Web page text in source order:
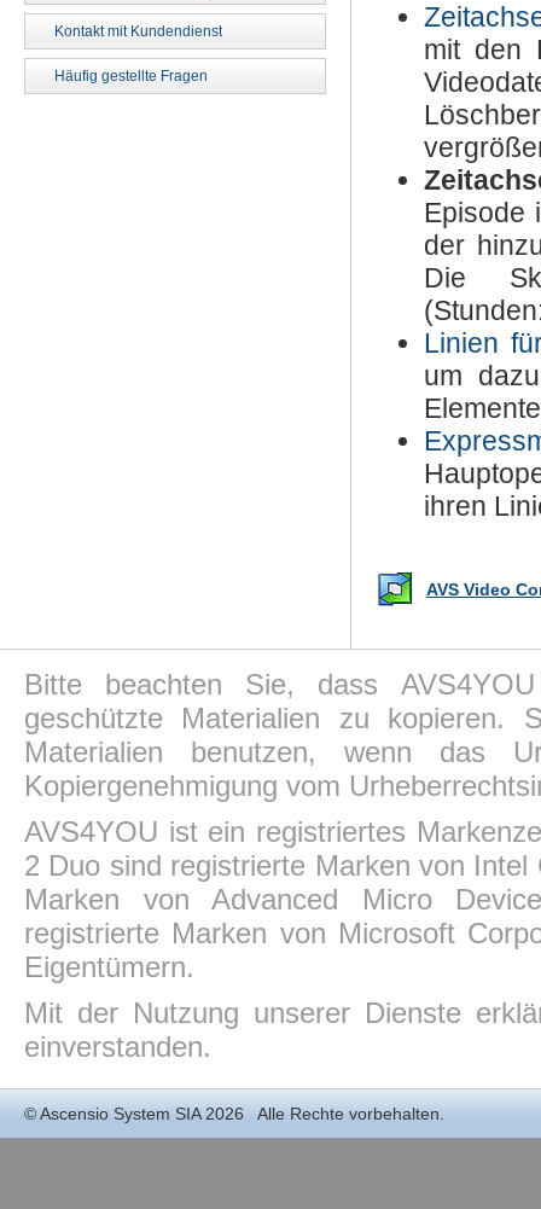
mit den
Episode
der
Die
Linien
um
ihren
AVS Video
Kontakt mit Kundendienst
Häufig gestellte Fragen
Bitte beachten Sie, dass
geschützte Materialien zu kopieren.
Materialien benutzen, wenn das
Kopiergenehmigung vom
AVS4YOU ist ein registriertes
2 Duo sind registrierte Marken von
Marken von Advanced Micro
registrierte Marken von Microsoft
Eigentümern.
Mit der Nutzung unserer Dienste
einverstanden.
©Ascensio System SIA2026 Alle Rechte vorbehalten.